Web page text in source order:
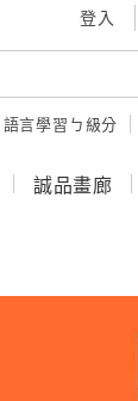
登入
語言學習ㄅ級分
誠品畫廊